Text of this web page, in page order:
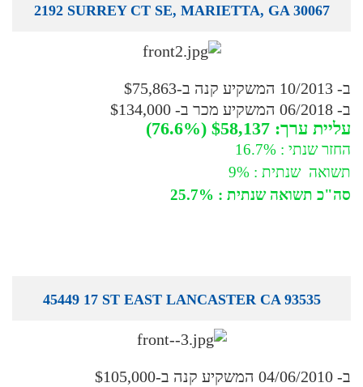
2192 SURREY CT SE, MARIETTA, GA 30067
ב- 10/2013 המשקיע קנה ב-$75,863
ב- 06/2018 המשקיע מכר ב- $134,000
עליית ערך: $58,137 (76.6%)
החזר שנתי : 16.7%
תשואה שנתית : 9%
סה"כ תשואה שנתית : 25.7%
45449 17 ST EAST LANCASTER CA 93535
ב- 04/06/2010 המשקיע קנה ב-$105,000